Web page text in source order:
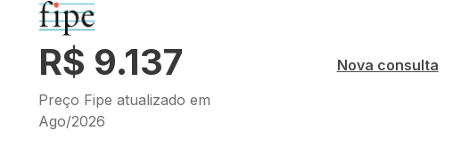
R$ 9.137
Preço Fipe atualizado em
Ago/2026
Nova consulta